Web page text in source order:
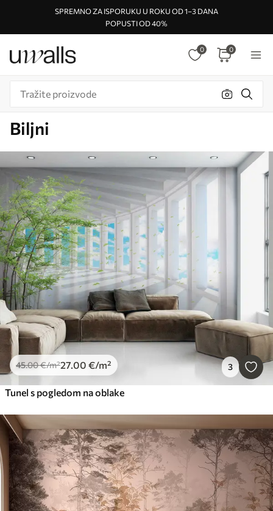
SPREMNO ZA ISPORUKU U ROKU OD 1–3 DANA
POPUSTI OD 40%
0 0
Biljni
45.00€/m²27.00 €/m² 3
Tunel s pogledom na oblake